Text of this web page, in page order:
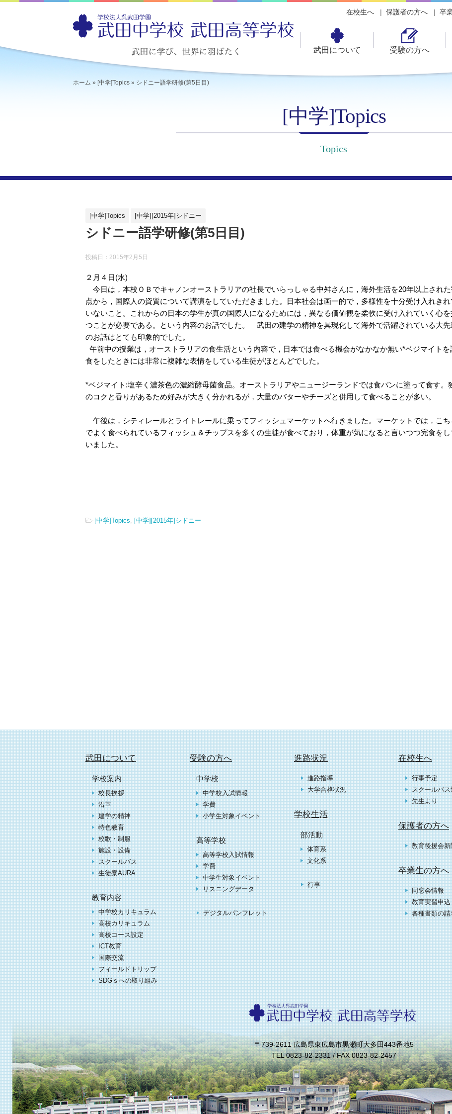
在校生へ 保護者の方へ 卒
武田について 受験の方へ
ホーム » [中学]Topics » シドニー語学研修(第5日目)
[中学]Topics
Topics
[中学]Topics [中学][2015年]シドニー
シドニー語学研修(第5日目)
投稿日： 2015年2月5日
２月４日(水)
今日は，本校ＯＢでキャノンオーストラリアの社長でいらっしゃる中舛さんに，海外生活を20年以上された
点から，国際人の資質について講演をしていただきました。日本社会は画一的で，多様性を十分受け入れきれ
いないこと。これからの日本の学生が真の国際人になるためには，異なる価値観を柔軟に受け入れていく心を
つことが必要である。という内容のお話でした。 武田の建学の精神を具現化して海外で活躍されている大先
のお話はとても印象的でした。
午前中の授業は，オーストラリアの食生活という内容で，日本では食べる機会がなかなか無い*ベジマイトを
食をしたときには非常に複雑な表情をしている生徒がほとんどでした。
*ベジマイト:塩辛く濃茶色の濃縮酵母菌食品。オーストラリアやニュージーランドでは食パンに塗って食す。
のコクと香りがあるため好みが大きく分かれるが，大量のバターやチーズと併用して食べることが多い。
午後は，シティレールとライトレールに乗ってフィッシュマーケットへ行きました。マーケットでは，こち
でよく食べられているフィッシュ＆チップスを多くの生徒が食べており，体重が気になると言いつつ完食をし
いました。
-[中学]Topics, [中学][2015年]シドニー
武田について
学校案内
校長挨拶
沿革
建学の精神
特色教育
校歌・制服
施設・設備
スクールバス
生徒寮AURA
教育内容
中学校カリキュラム
高校カリキュラム
高校コース設定
ICT教育
国際交流
フィールドトリップ
SDGｓへの取り組み
受験の方へ
中学校
中学校入試情報
学費
小学生対象イベント
高等学校
高等学校入試情報
学費
中学生対象イベント
リスニングデータ
デジタルパンフレット
進路状況
進路指導
大学合格状況
学校生活
部活動
体育系
文化系
行事
在校生へ
行事予定
スクールバス
先生より
保護者の方へ
教育後援会新
卒業生の方へ
同窓会情報
教育実習申込
各種書類の
〒739-2611 広島県東広島市黒瀬町大多田443番地5
TEL 0823-82-2331 / FAX 0823-82-2457